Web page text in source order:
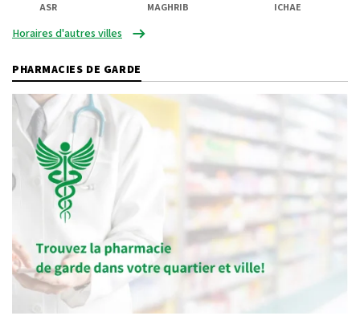
ASR
MAGHRIB
ICHAE
Horaires d'autres villes
PHARMACIES DE GARDE